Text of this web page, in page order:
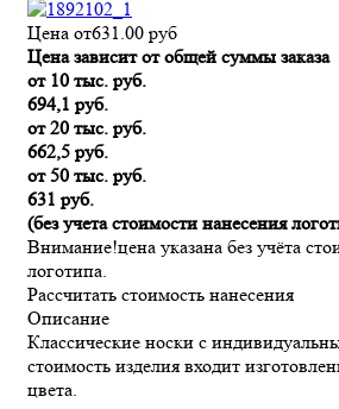
Цена от631.00 руб
Цена зависит от общей суммы заказа
от 10 тыс. руб.
694,1 руб.
от 20 тыс. руб.
662,5 руб.
от 50 тыс. руб.
631 руб.
(без учета стоимости нанесения
Внимание!цена указана без учёта
логотипа.
Рассчитать стоимость нанесения
Описание
Классические носки с
стоимость изделия входит
цвета.